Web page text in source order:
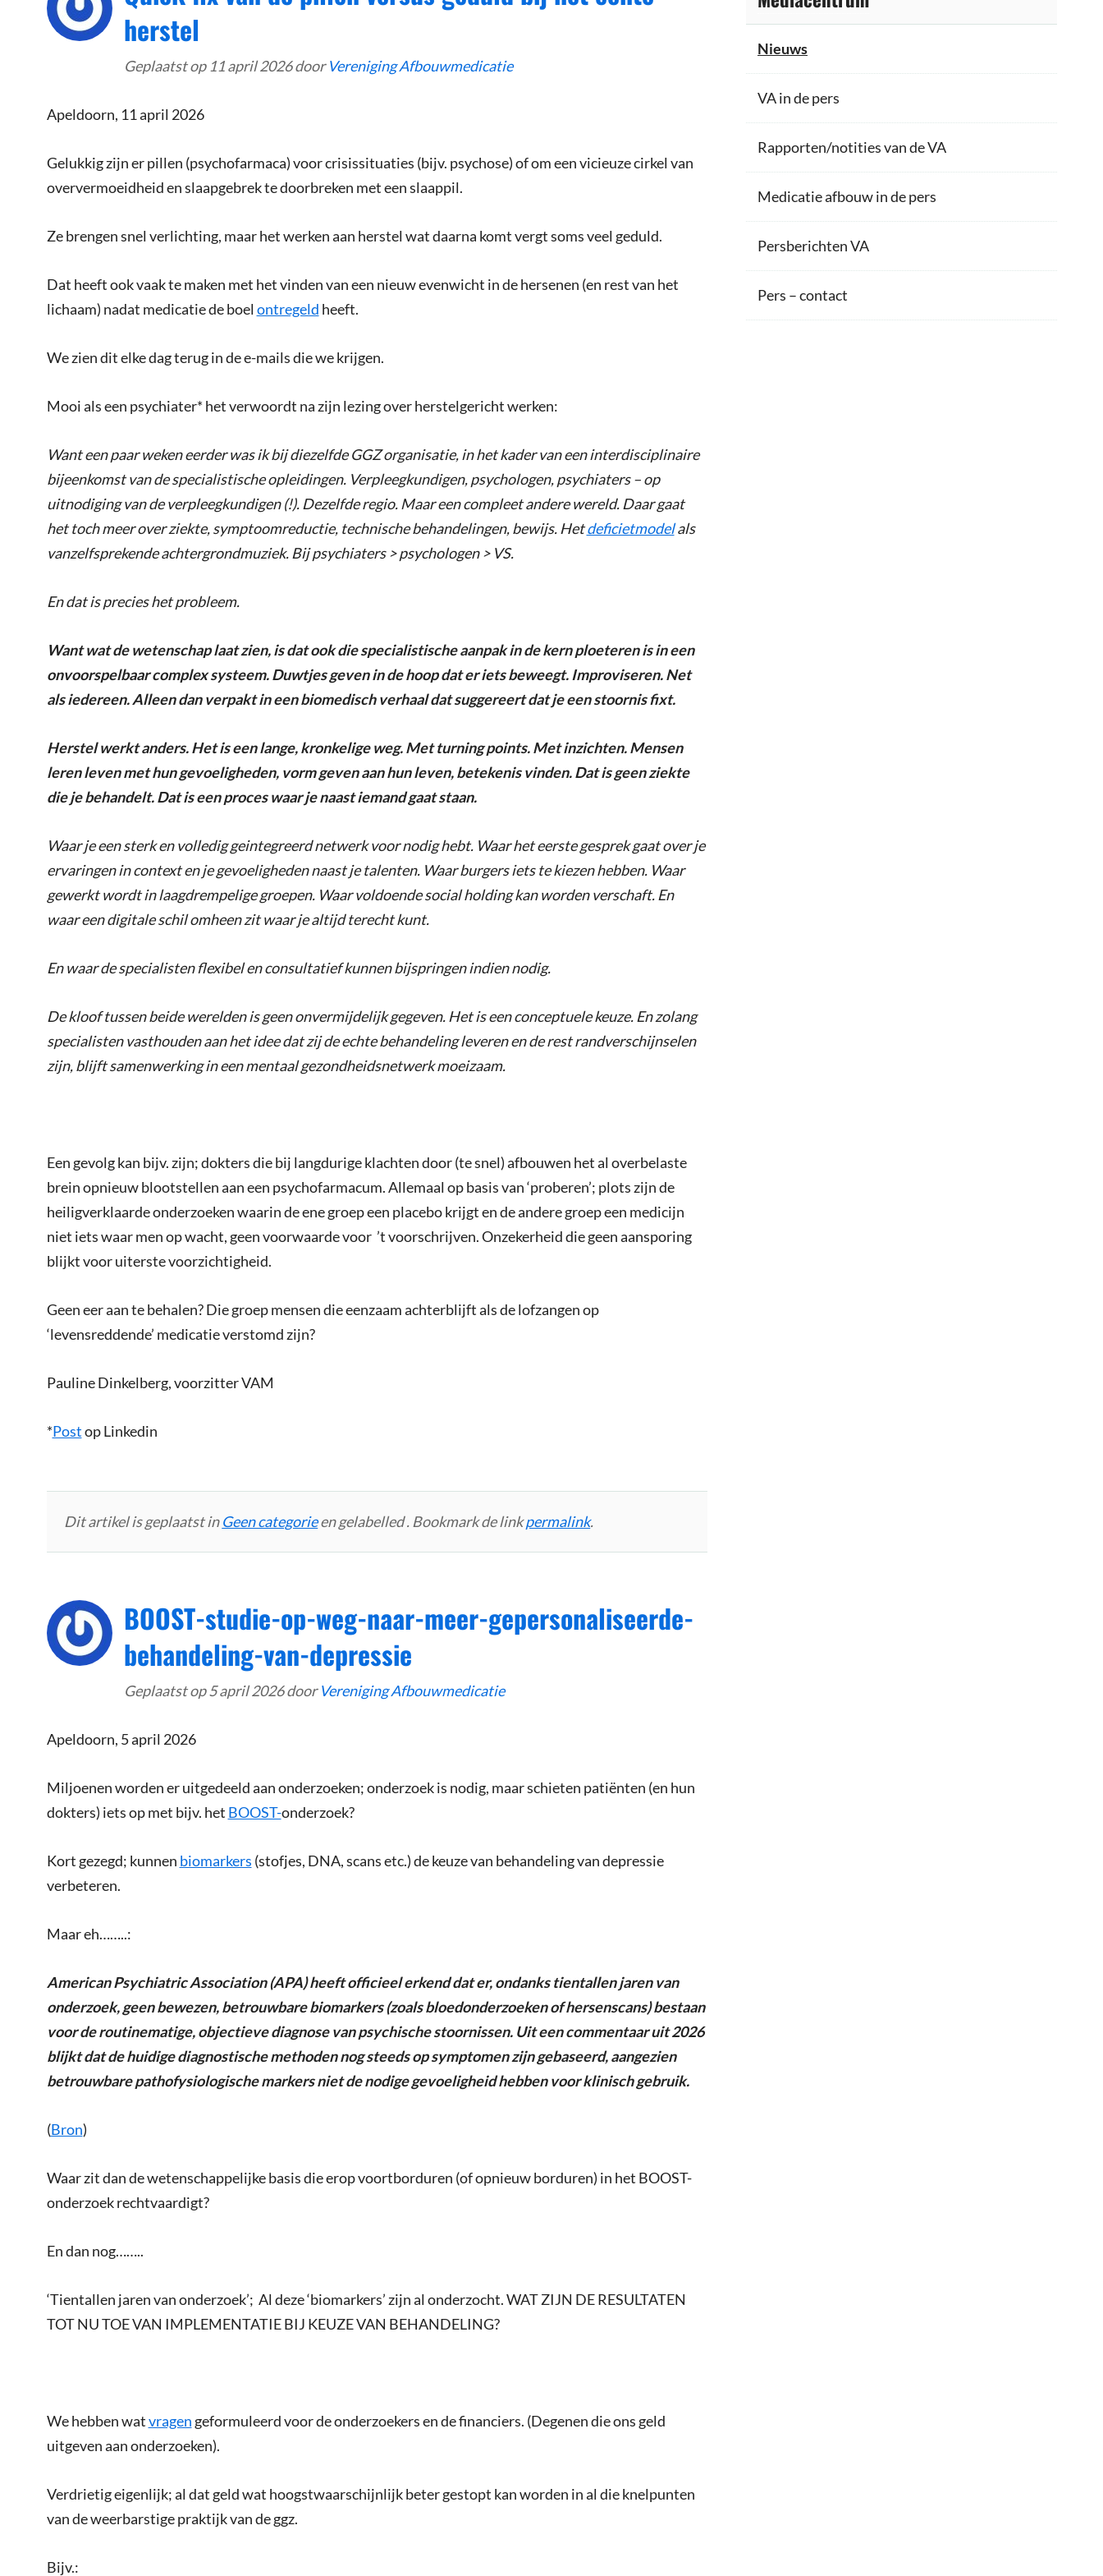
herstel
Geplaatst op 11 april 2026doorVereniging Afbouwmedicatie
Apeldoorn, 11 april 2026
Gelukkig zijn er pillen (psychofarmaca) voor crisissituaties (bijv. psychose) of om een vicieuze cirkel van
oververmoeidheid en slaapgebrek te doorbreken met een slaappil.
Ze brengen snel verlichting, maar het werken aan herstel wat daarna komt vergt soms veel geduld.
Dat heeft ook vaak te maken met het vinden van een nieuw evenwicht in de hersenen (en rest van het
lichaam) nadat medicatie de boel ontregeld heeft.
We zien dit elke dag terug in de e-mails die we krijgen.
Mooi als een psychiater* het verwoordt na zijn lezing over herstelgericht werken:
Want een paar weken eerder was ik bij diezelfde GGZ organisatie, in het kader van een interdisciplinaire
bijeenkomst van de specialistische opleidingen. Verpleegkundigen, psychologen, psychiaters – op
uitnodiging van de verpleegkundigen (!). Dezelfde regio. Maar een compleet andere wereld. Daar gaat
het toch meer over ziekte, symptoomreductie, technische behandelingen, bewijs. Hetdeficietmodelals
vanzelfsprekende achtergrondmuziek. Bij psychiaters > psychologen > VS.
En dat is precies het probleem.
Want wat de wetenschap laat zien, is dat ook die specialistische aanpak in de kern ploeteren is in een
onvoorspelbaar complex systeem. Duwtjes geven in de hoop dat er iets beweegt. Improviseren. Net
als iedereen. Alleen dan verpakt in een biomedisch verhaal dat suggereert dat je een stoornis fixt.
Herstel werkt anders. Het is een lange, kronkelige weg. Met turning points. Met inzichten. Mensen
leren leven met hun gevoeligheden, vorm geven aan hun leven, betekenis vinden. Dat is geen ziekte
die je behandelt. Dat is een proces waar je naast iemand gaat staan.
Waar je een sterk en volledig geintegreerd netwerk voor nodig hebt. Waar het eerste gesprek gaat over je
ervaringen in context en je gevoeligheden naast je talenten. Waar burgers iets te kiezen hebben. Waar
gewerkt wordt in laagdrempelige groepen. Waar voldoende social holding kan worden verschaft. En
waar een digitale schil omheen zit waar je altijd terecht kunt.
En waar de specialisten flexibel en consultatief kunnen bijspringen indien nodig.
De kloof tussen beide werelden is geen onvermijdelijk gegeven. Het is een conceptuele keuze. En zolang
specialisten vasthouden aan het idee dat zij de echte behandeling leveren en de rest randverschijnselen
zijn, blijft samenwerking in een mentaal gezondheidsnetwerk moeizaam.
Een gevolg kan bijv. zijn; dokters die bij langdurige klachten door (te snel) afbouwen het al overbelaste
brein opnieuw blootstellen aan een psychofarmacum. Allemaal op basis van ‘proberen’; plots zijn de
heiligverklaarde onderzoeken waarin de ene groep een placebo krijgt en de andere groep een medicijn
niet iets waar men op wacht, geen voorwaarde voor ’t voorschrijven. Onzekerheid die geen aansporing
blijkt voor uiterste voorzichtigheid.
Geen eer aan te behalen? Die groep mensen die eenzaam achterblijft als de lofzangen op
‘levensreddende’ medicatie verstomd zijn?
Pauline Dinkelberg, voorzitter VAM
*Postop Linkedin
Dit artikel is geplaatst inGeen categorieen gelabelled . Bookmark de linkpermalink.
BOOST-studie-op-weg-naar-meer-gepersonaliseerde-
behandeling-van-depressie
Geplaatst op5 april 2026doorVereniging Afbouwmedicatie
Apeldoorn, 5 april 2026
Miljoenen worden er uitgedeeld aan onderzoeken; onderzoek is nodig, maar schieten patiënten (en hun
dokters) iets op met bijv. het BOOST-onderzoek?
Kort gezegd; kunnen biomarkers (stofjes, DNA, scans etc.) de keuze van behandeling van depressie
verbeteren.
Maar eh……..:
American Psychiatric Association (APA) heeft officieel erkend dat er, ondanks tientallen jaren van
onderzoek, geen bewezen, betrouwbare biomarkers (zoals bloedonderzoeken of hersenscans) bestaan
voor de routinematige, objectieve diagnose van psychische stoornissen. Uit een commentaar uit 2026
blijkt dat de huidige diagnostische methoden nog steeds op symptomen zijn gebaseerd, aangezien
betrouwbare pathofysiologische markers niet de nodige gevoeligheid hebben voor klinisch gebruik.
(Bron)
Waar zit dan de wetenschappelijke basis die erop voortborduren (of opnieuw borduren) in het BOOST-
onderzoek rechtvaardigt?
En dan nog……..
‘Tientallen jaren van onderzoek’; Al deze ‘biomarkers’ zijn al onderzocht. WAT ZIJN DE RESULTATEN
TOT NU TOE VAN IMPLEMENTATIE BIJ KEUZE VAN BEHANDELING?
We hebben watvragen geformuleerd voor de onderzoekers en de financiers. (Degenen die ons geld
uitgeven aan onderzoeken).
Verdrietig eigenlijk; al dat geld wat hoogstwaarschijnlijk beter gestopt kan worden in al die knelpunten
van de weerbarstige praktijk van de ggz.
Bijv.:
Nieuws
VA in de pers
Rapporten/notities van de VA
Medicatie afbouw in de pers
Persberichten VA
Pers – contact